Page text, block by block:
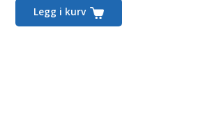
Legg i kurv